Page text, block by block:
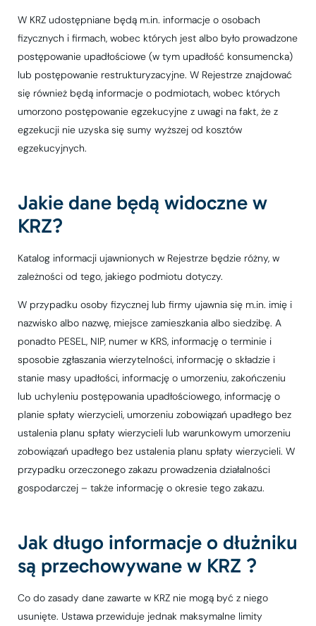
W KRZ udostępniane będą m.in. informacje o osobach
fizycznych i firmach, wobec których jest albo było prowadzone
postępowanie upadłościowe (w tym upadłość konsumencka)
lub postępowanie restrukturyzacyjne. W Rejestrze znajdować
się również będą informacje o podmiotach, wobec których
umorzono postępowanie egzekucyjne z uwagi na fakt, że z
egzekucji nie uzyska się sumy wyższej od kosztów
egzekucyjnych.
Jakie dane będą widoczne w
KRZ?
Katalog informacji ujawnionych w Rejestrze będzie różny, w
zależności od tego, jakiego podmiotu dotyczy.
W przypadku osoby fizycznej lub firmy ujawnia się m.in. imię i
nazwisko albo nazwę, miejsce zamieszkania albo siedzibę. A
ponadto PESEL, NIP, numer w KRS, informację o terminie i
sposobie zgłaszania wierzytelności, informację o składzie i
stanie masy upadłości, informację o umorzeniu, zakończeniu
lub uchyleniu postępowania upadłościowego, informację o
planie spłaty wierzycieli, umorzeniu zobowiązań upadłego bez
ustalenia planu spłaty wierzycieli lub warunkowym umorzeniu
zobowiązań upadłego bez ustalenia planu spłaty wierzycieli. W
przypadku orzeczonego zakazu prowadzenia działalności
gospodarczej – także informację o okresie tego zakazu.
Jak długo informacje o dłużniku
są przechowywane w KRZ ?
Co do zasady dane zawarte w KRZ nie mogą być z niego
usunięte. Ustawa przewiduje jednak maksymalne limity